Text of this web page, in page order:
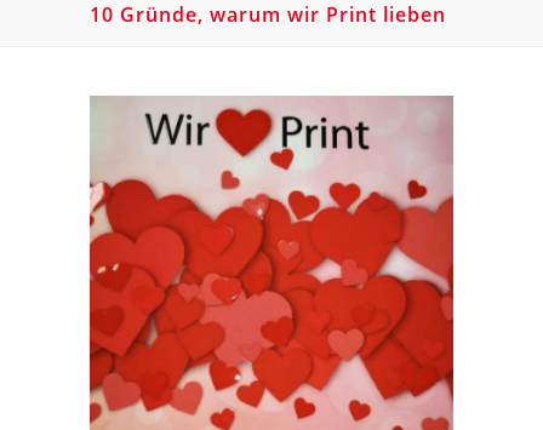
10 Gründe, warum wir Print lieben